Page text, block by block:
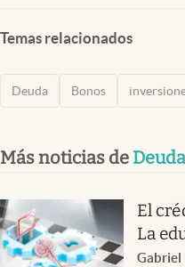
Temas relacionados
Deuda Bonos
Más noticias de Deuda
El
La